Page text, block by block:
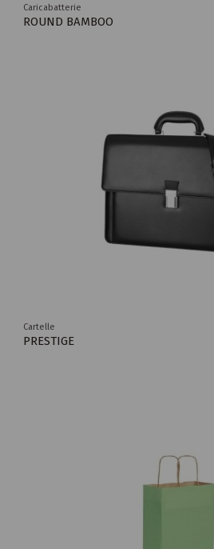
Caricabatterie
ROUND BAMBOO
Cartelle
PRESTIGE